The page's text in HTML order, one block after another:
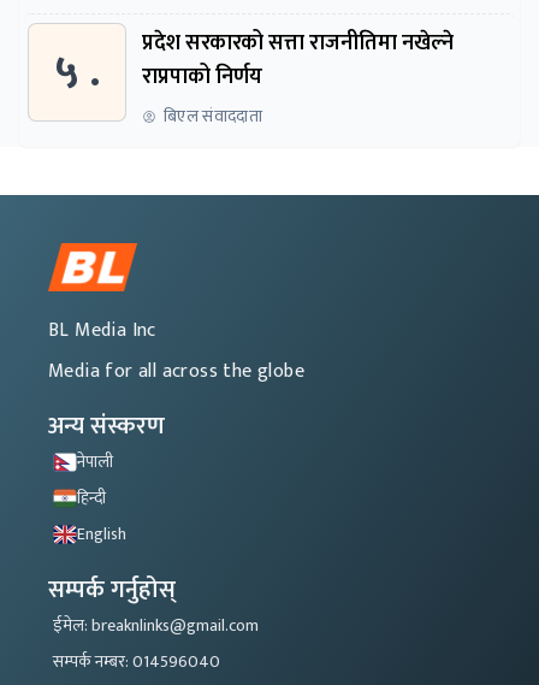
५ .
प्रदेश सरकारको सत्ता राजनीतिमा नखेल्ने
राप्रपाको निर्णय
बिएल संवाददाता
BL Media Inc
Media for all across the globe
अन्य संस्करण
नेपाली
हिन्दी
English
सम्पर्क गर्नुहोस्
ईमेल: breaknlinks@gmail.com
सम्पर्क नम्बर: 014596040